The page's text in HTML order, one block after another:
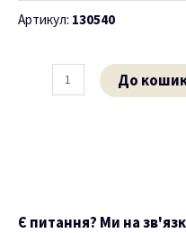
Артикул: 130540
До
Є питання? Ми на